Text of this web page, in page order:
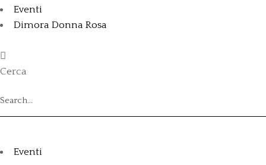
Eventi
Dimora Donna Rosa
Cerca
Eventi